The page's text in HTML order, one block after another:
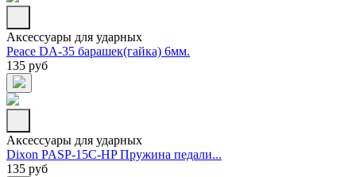
Аксессуары для ударных
Peace DA-35 барашек(гайка) 6мм.
135 руб
Аксессуары для ударных
Dixon PASP-15C-HP Пружина педали...
135 руб